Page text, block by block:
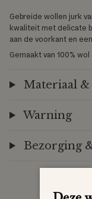
Gebreide wollen jurk
kwaliteit met delicate
aan de voorkant en
Gemaakt van 100% wol
Materiaal
Warning
Bezorging